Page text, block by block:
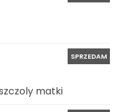
SPRZEDAM
matki